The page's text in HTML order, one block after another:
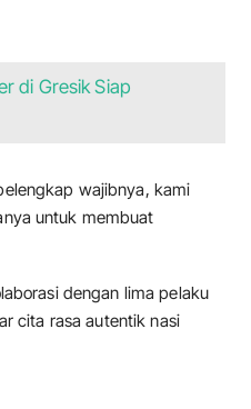
di Gresik Siap
wajibnya, kami
untuk membuat
dengan lima pelaku
cita rasa autentik nasi